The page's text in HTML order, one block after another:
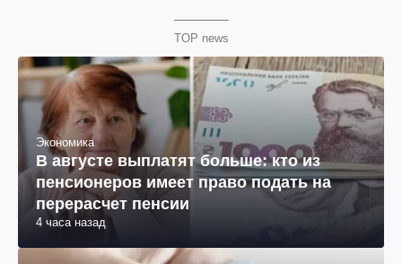
TOP news
Экономика
В августе выплатят больше: кто из
пенсионеров имеет право подать на
перерасчет пенсии
4 часа назад